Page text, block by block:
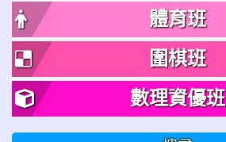
體育班
圍棋班
數理資優班